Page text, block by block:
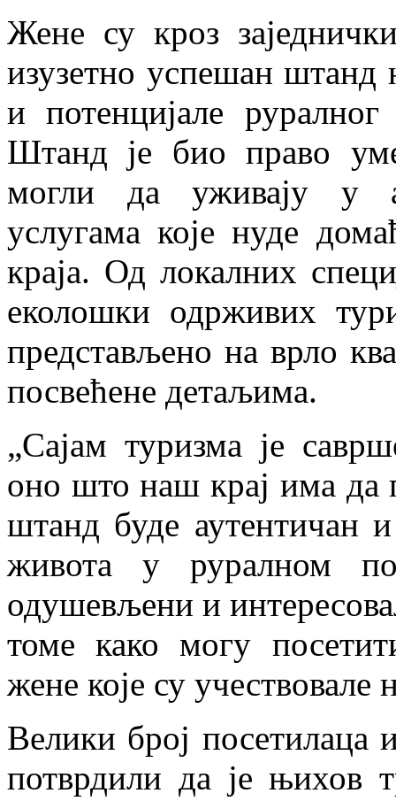
Жене су кроз
изузетно успешан штанд
и потенцијале
Штанд је био право
могли да уживају у
услугама које нуде
краја. Од локалних
еколошки одрживих
представљено на врло
посвећене детаљима.
„Сајам туризма је
оно што наш крај има да
штанд буде аутентичан
живота у руралном
одушевљени и
томе како могу
жене које су учествовале
Велики број посетилаца
потврдили да је њихов